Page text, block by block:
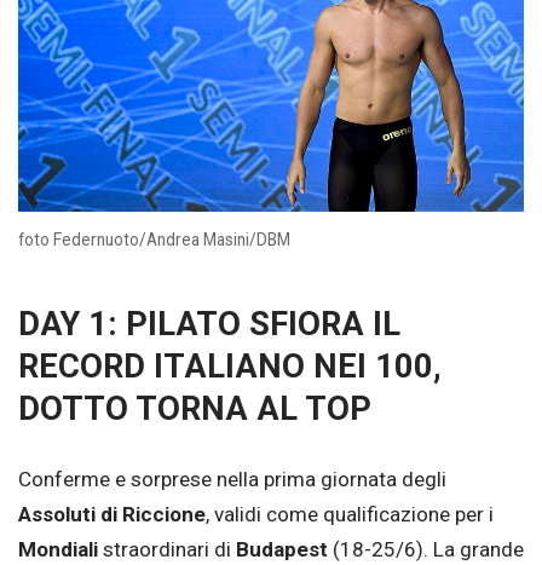
foto Federnuoto/Andrea Masini/DBM
DAY 1: PILATO SFIORA IL
RECORD ITALIANO NEI 100,
DOTTO TORNA AL TOP
Conferme e sorprese nella prima giornata degli
Assoluti di Riccione, validi come qualificazione per i
Mondiali straordinari di Budapest (18-25/6). La grande